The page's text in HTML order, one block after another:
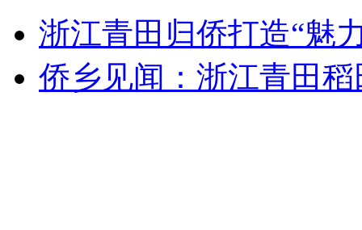
走！跟着总书记去植树
浙江青田归侨打造“魅
侨乡见闻：浙江青田